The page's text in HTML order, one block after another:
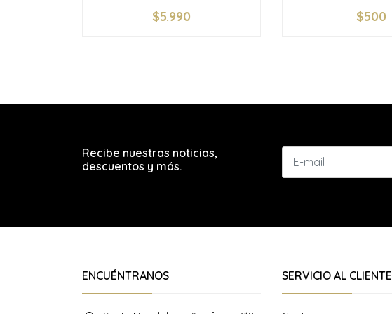
+
$5.990 +
$500
Recibe nuestras noticias,
descuentos y más.
ENCUÉNTRANOS SERVICIO AL CLIENTE